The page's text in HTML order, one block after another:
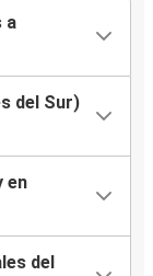
a
del Sur)
en
del